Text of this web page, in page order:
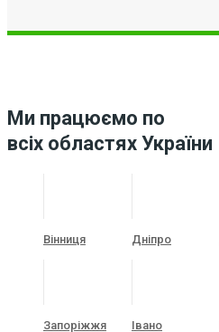
Ми працюємо по
всіх областях України
Вінниця Дніпро
Запоріжжя
Івано